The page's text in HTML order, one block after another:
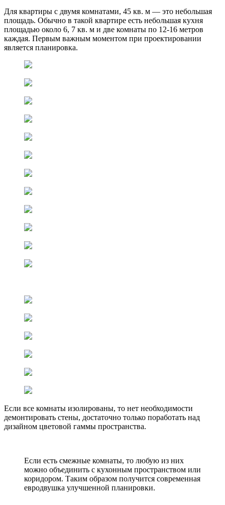
Для квартиры с двумя комнатами, 45 кв. м — это небольшая
площадь. Обычно в такой квартире есть небольшая кухня
площадью около 6, 7 кв. м и две комнаты по 12-16 метров
каждая. Первым важным моментом при проектировании
является планировка.
Если все комнаты изолированы, то нет необходимости
демонтировать стены, достаточно только поработать над
дизайном цветовой гаммы пространства.
Если есть смежные комнаты, то любую из них
можно объединить с кухонным пространством или
коридором. Таким образом получится современная
евродвушка улучшенной планировки.